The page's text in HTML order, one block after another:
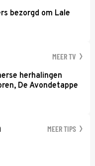
bezorgd om Lale
MEER TV
herhalingen
De Avondetappe
MEER TIPS